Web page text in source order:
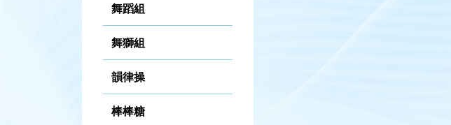
舞蹈組
舞獅組
韻律操
棒棒糖